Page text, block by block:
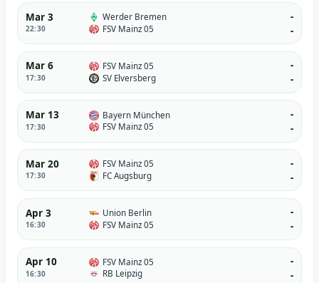
Mar 3
22:30
Werder Bremen
FSV Mainz 05
-
-
Mar 6
17:30
FSV Mainz 05
SV Elversberg
-
-
Mar 13
17:30
Bayern München
FSV Mainz 05
-
-
Mar 20
17:30
FSV Mainz 05
FC Augsburg
-
-
Apr 3
16:30
Union Berlin
FSV Mainz 05
-
-
Apr 10
16:30
FSV Mainz 05
RB Leipzig
-
-